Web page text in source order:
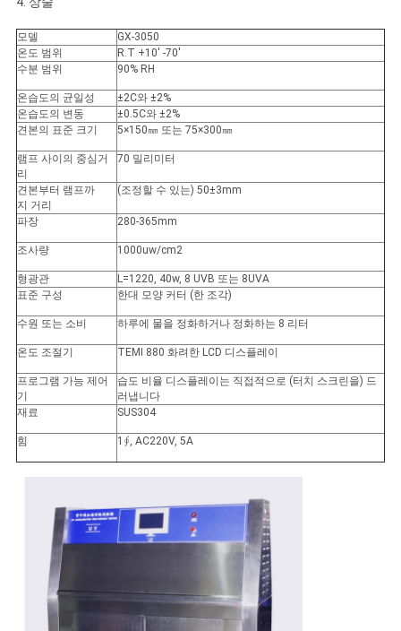
모델
GX-3050
온도 범위
R.T +10' -70'
수분 범위
90% RH
온습도의 균일성
±2C와 ±2%
온습도의 변동
±0.5C와 ±2%
견본의 표준 크기
5×150㎜ 또는 75×300㎜
램프 사이의 중심거
리
70 밀리미터
견본부터 램프까
지 거리
(조정할 수 있는) 50±3mm
파장 280-365mm
조사량 1000uw/cm2
형광관
L=1220, 40w, 8 UVB 또는 8UVA
표준 구성
한대 모양 커터 (한 조각)
수원 또는 소비 하루에 물을 정화하거나 정화하는 8 리터
온도 조절기 TEMI 880 화려한 LCD 디스플레이
프로그램 가능 제어
기
습도 비율 디스플레이는 직접적으로 (터치 스크린을) 드
러냅니다
재료
SUS304
힘 1∮, AC220V, 5A